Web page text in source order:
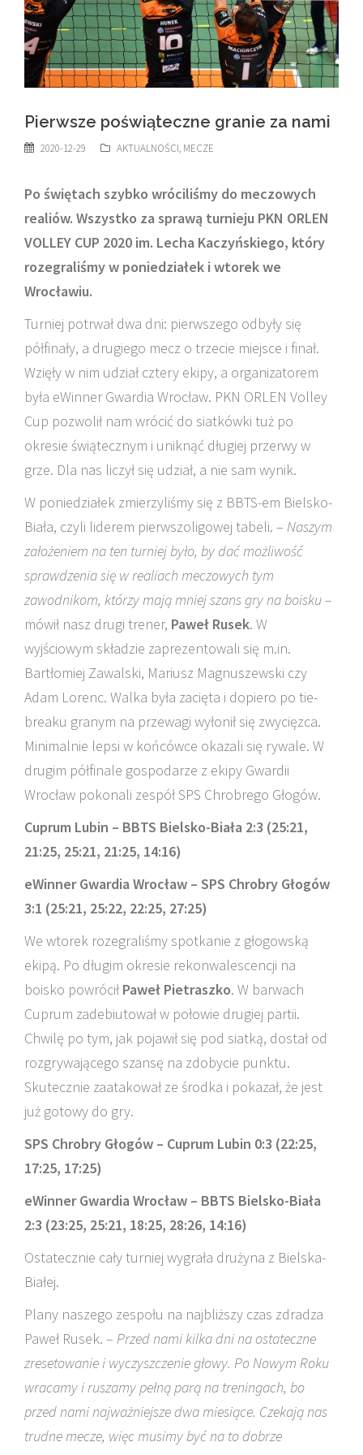
Pierwsze poświąteczne granie za nami
2020-12-29 AKTUALNOŚCI, MECZE
Po świętach szybko wróciliśmy do meczowych
realiów. Wszystko za sprawą turnieju PKN ORLEN
VOLLEY CUP 2020 im. Lecha Kaczyńskiego, który
rozegraliśmy w poniedziałek i wtorek we
Wrocławiu.
Turniej potrwał dwa dni: pierwszego odbyły się
półfinały, a drugiego mecz o trzecie miejsce i finał.
Wzięły w nim udział cztery ekipy, a organizatorem
była eWinner Gwardia Wrocław. PKN ORLEN Volley
Cup pozwolił nam wrócić do siatkówki tuż po
okresie świątecznym i uniknąć długiej przerwy w
grze. Dla nas liczył się udział, a nie sam wynik.
W poniedziałek zmierzyliśmy się z BBTS-em Bielsko-
Biała, czyli liderem pierwszoligowej tabeli. – Naszym
założeniem na ten turniej było, by dać możliwość
sprawdzenia się w realiach meczowych tym
zawodnikom, którzy mają mniej szans gry na boisku –
mówił nasz drugi trener, Paweł Rusek. W
wyjściowym składzie zaprezentowali się m.in.
Bartłomiej Zawalski, Mariusz Magnuszewski czy
Adam Lorenc. Walka była zacięta i dopiero po tie-
breaku granym na przewagi wyłonił się zwycięzca.
Minimalnie lepsi w końcówce okazali się rywale. W
drugim półfinale gospodarze z ekipy Gwardii
Wrocław pokonali zespół SPS Chrobrego Głogów.
Cuprum Lubin – BBTS Bielsko-Biała 2:3 (25:21,
21:25, 25:21, 21:25, 14:16)
eWinner Gwardia Wrocław – SPS Chrobry Głogów
3:1 (25:21, 25:22, 22:25, 27:25)
We wtorek rozegraliśmy spotkanie z głogowską
ekipą. Po długim okresie rekonwalescencji na
boisko powrócił Paweł Pietraszko. W barwach
Cuprum zadebiutował w połowie drugiej partii.
Chwilę po tym, jak pojawił się pod siatką, dostał od
rozgrywającego szansę na zdobycie punktu.
Skutecznie zaatakował ze środka i pokazał, że jest
już gotowy do gry.
SPS Chrobry Głogów – Cuprum Lubin 0:3 (22:25,
17:25, 17:25)
eWinner Gwardia Wrocław – BBTS Bielsko-Biała
2:3 (23:25, 25:21, 18:25, 28:26, 14:16)
Ostatecznie cały turniej wygrała drużyna z Bielska-
Białej.
Plany naszego zespołu na najbliższy czas zdradza
Paweł Rusek. – Przed nami kilka dni na ostateczne
zresetowanie i wyczyszczenie głowy. Po Nowym Roku
wracamy i ruszamy pełną parą na treningach, bo
przed nami najważniejsze dwa miesiące. Czekają nas
trudne mecze, więc musimy być na to dobrze